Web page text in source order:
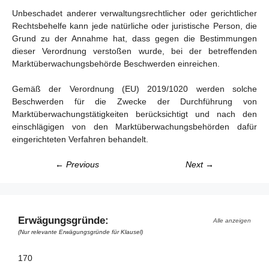
Unbeschadet anderer verwaltungsrechtlicher oder gerichtlicher
Rechtsbehelfe kann jede natürliche oder juristische Person, die
Grund zu der Annahme hat, dass gegen die Bestimmungen
dieser Verordnung verstoßen wurde, bei der betreffenden
Marktüberwachungsbehörde Beschwerden einreichen.
Gemäß der Verordnung (EU) 2019/1020 werden solche
Beschwerden für die Zwecke der Durchführung von
Marktüberwachungstätigkeiten berücksichtigt und nach den
einschlägigen von den Marktüberwachungsbehörden dafür
eingerichteten Verfahren behandelt.
← Previous Next →
Erwägungsgründe:
Alle anzeigen
(Nur relevante Erwägungsgründe für Klausel)
170